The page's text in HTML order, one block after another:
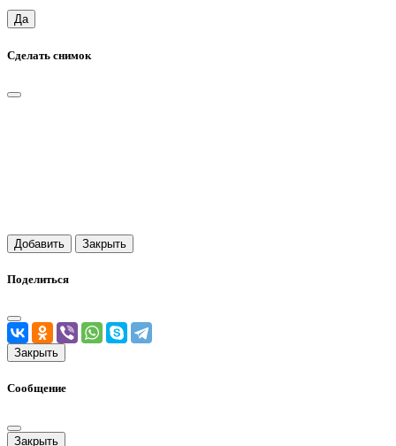
Да
Сделать снимок
Добавить Закрыть
Поделиться
Закрыть
Сообщение
Закрыть